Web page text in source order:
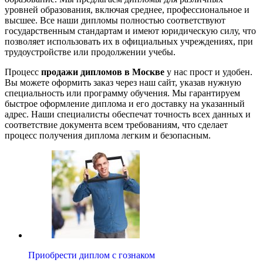
уровней образования, включая среднее, профессиональное и
высшее. Все наши дипломы полностью соответствуют
государственным стандартам и имеют юридическую силу, что
позволяет использовать их в официальных учреждениях, при
трудоустройстве или продолжении учебы.
Процесс продажи дипломов в Москве у нас прост и удобен.
Вы можете оформить заказ через наш сайт, указав нужную
специальность или программу обучения. Мы гарантируем
быстрое оформление диплома и его доставку на указанный
адрес. Наши специалисты обеспечат точность всех данных и
соответствие документа всем требованиям, что сделает
процесс получения диплома легким и безопасным.
Приобрести диплом с гознаком